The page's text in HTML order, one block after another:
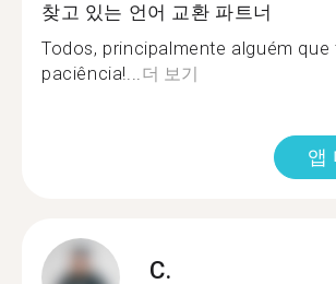
찾고 있는 언어 교환 파트너
Todos, principalmente alguém que
paciência!...더 보기
앱
C.